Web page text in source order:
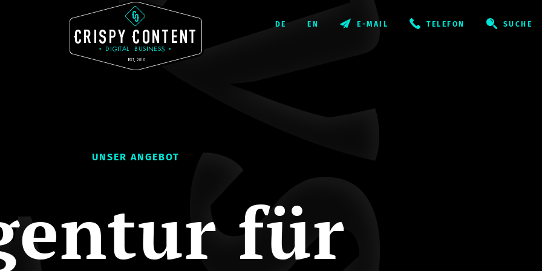
E-MAIL TELEFON SUCHE
UNSER ANGEBOT
für